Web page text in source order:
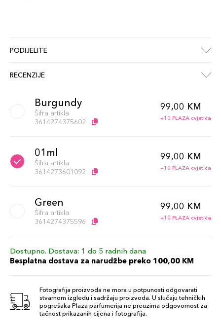
PODIJELITE
RECENZIJE
Burgundy
Šifra artikla
3614274375602
99,00 KM
+10 PLAZA cvjetića
01ml
Šifra artikla
3614273601092
99,00 KM
+10 PLAZA cvjetića
Green
Šifra artikla
3614274375596
99,00 KM
+10 PLAZA cvjetića
Dostupno. Dostava: 1 do 5 radnih dana
Besplatna dostava za narudžbe preko 100,00 KM
Fotografija proizvoda ne mora u potpunosti odgovarati
stvarnom izgledu i sadržaju proizvoda. U slučaju tehničkih
pogrešaka Plaza parfumerija ne preuzima odgovornost za
tačnost prikazanih cijena i fotografija.